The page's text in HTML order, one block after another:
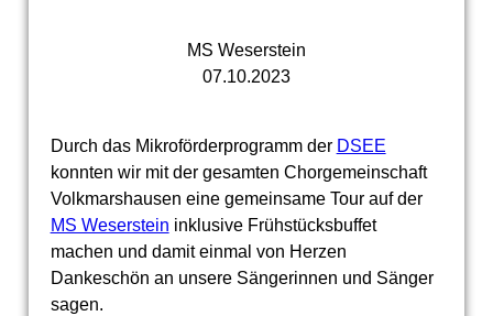
MS Weserstein
07.10.2023
Durch das Mikroförderprogramm der DSEE
konnten wir mit der gesamten Chorgemeinschaft
Volkmarshausen eine gemeinsame Tour auf der
MS Weserstein inklusive Frühstücksbuffet
machen und damit einmal von Herzen
Dankeschön an unsere Sängerinnen und Sänger
sagen.